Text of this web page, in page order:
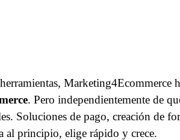
Marketing4Ecommerce
. Pero independientemente de
Soluciones de pago, creación de
al principio, elige rápido y crece.